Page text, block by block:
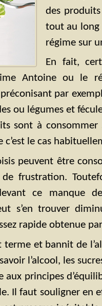
des
tout au long
régime sur
En fait,
Antoine ou le
par
ou légumes et
sont à
le cas
peuvent être
frustration.
ce manque
s’en trouver
rapide obtenue
terme et bannit de
l’alcool, les
aux principes
Il faut souligner en